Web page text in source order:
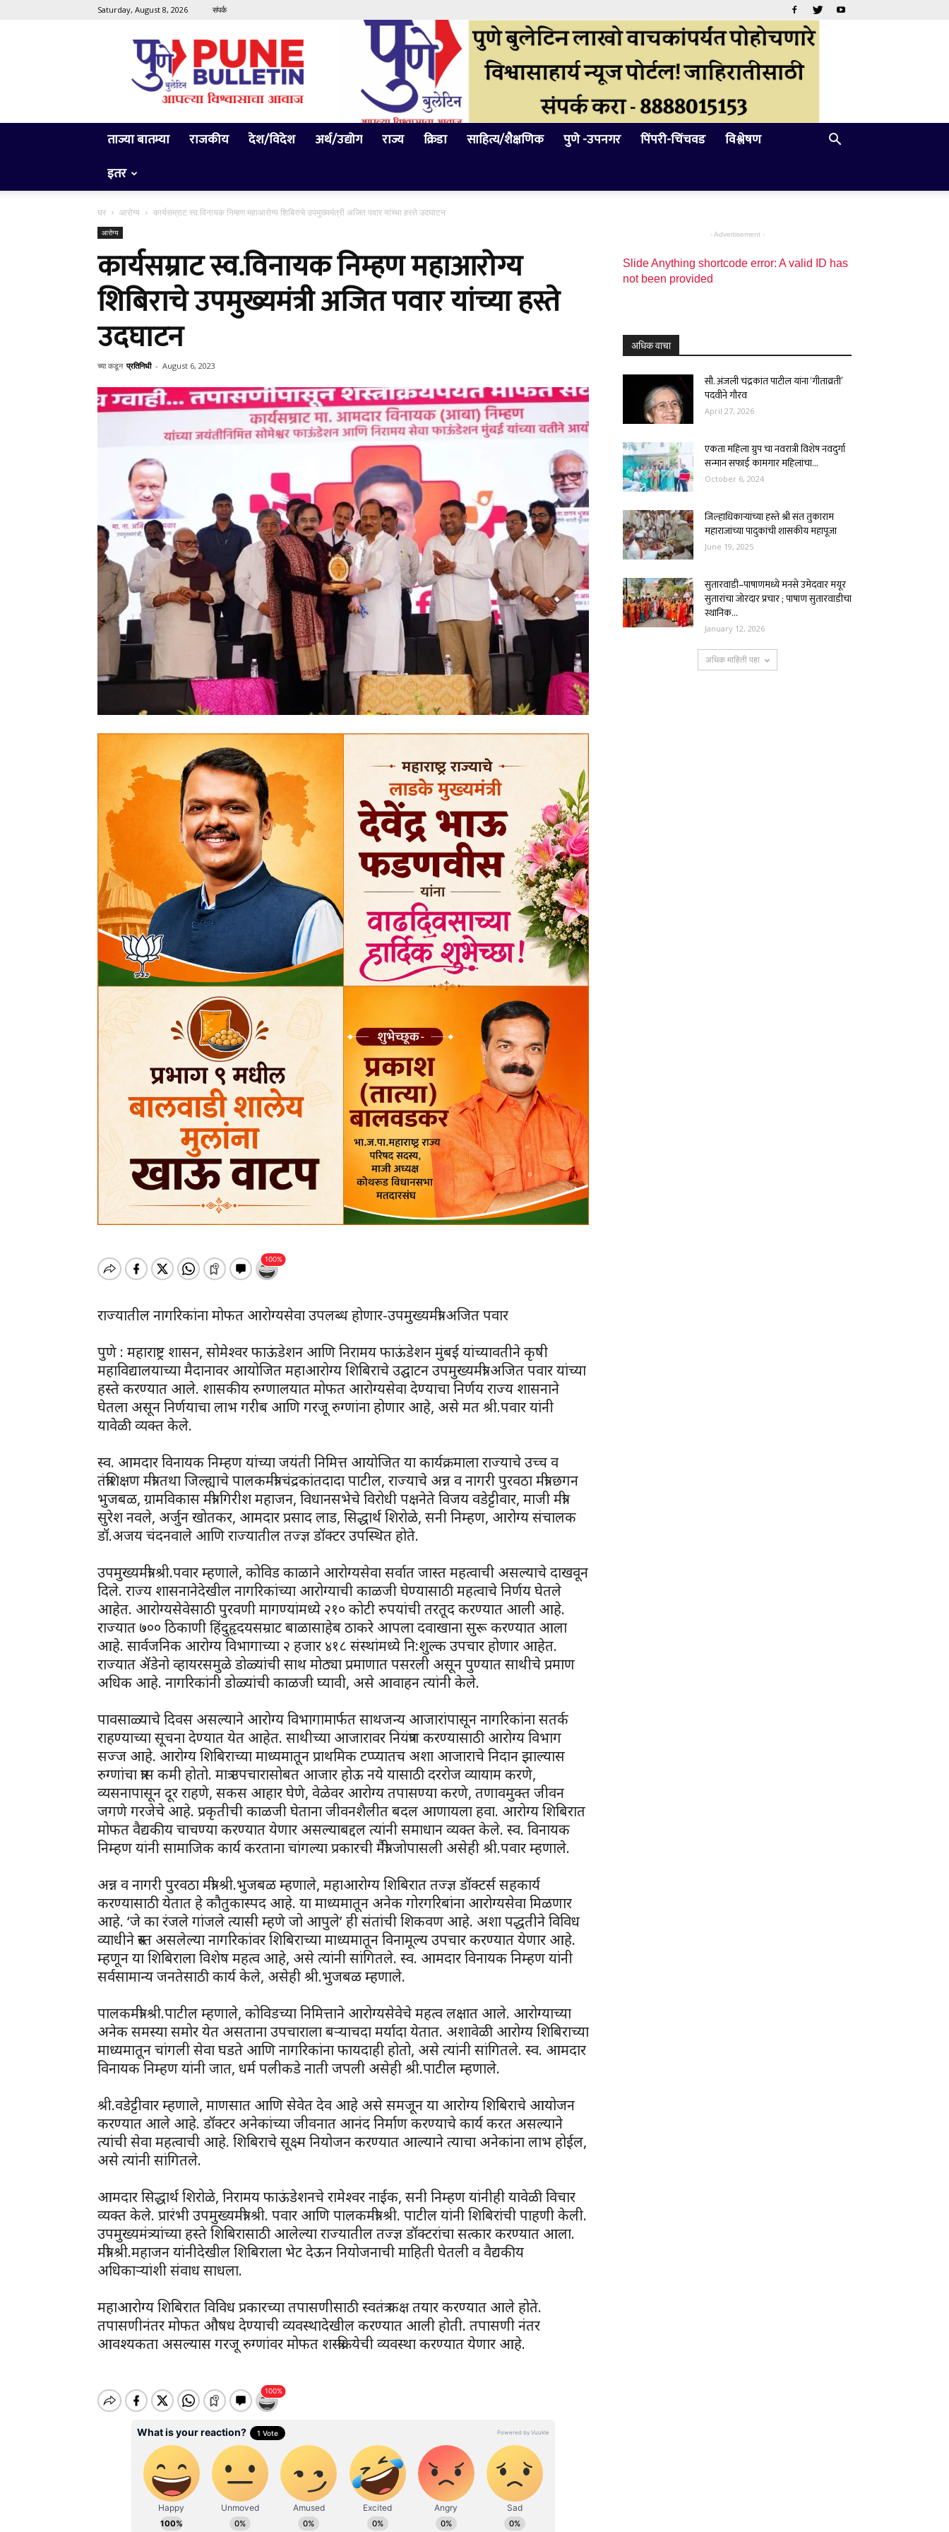
Saturday, August 8, 2026 संपर्क
Pune
Bulletin
ताज्या बातम्या राजकीय देश/विदेश अर्थ/उद्योग राज्य क्रिडा साहित्य/शैक्षणिक पुणे -उपनगर पिंपरी-चिंचवड
विश्लेषण
इतर
घर आरोग्य कार्यसम्राट स्व.विनायक निम्हण महाआरोग्य शिबिराचे उपमुख्यमंत्री अजित पवार यांच्या हस्ते उदघाटन
आरोग्य
कार्यसम्राट स्व.विनायक निम्हण महाआरोग्य
शिबिराचे उपमुख्यमंत्री अजित पवार यांच्या हस्ते
उदघाटन
च्या कडून प्रतिनिधी - August 6, 2023
राज्यातील नागरिकांना मोफत आरोग्यसेवा उपलब्ध होणार-उपमुख्यमंत्री अजित पवार
पुणे : महाराष्ट्र शासन, सोमेश्वर फाऊंडेशन आणि निरामय फाऊंडेशन मुंबई यांच्यावतीने कृषी
महाविद्यालयाच्या मैदानावर आयोजित महाआरोग्य शिबिराचे उद्घाटन उपमुख्यमंत्री अजित पवार यांच्या
हस्ते करण्यात आले. शासकीय रुग्णालयात मोफत आरोग्यसेवा देण्याचा निर्णय राज्य शासनाने
घेतला असून निर्णयाचा लाभ गरीब आणि गरजू रुग्णांना होणार आहे, असे मत श्री.पवार यांनी
यावेळी व्यक्त केले.
स्व. आमदार विनायक निम्हण यांच्या जयंती निमित्त आयोजित या कार्यक्रमाला राज्याचे उच्च व
तंत्रशिक्षण मंत्री तथा जिल्ह्याचे पालकमंत्री चंद्रकांतदादा पाटील, राज्याचे अन्न व नागरी पुरवठा मंत्री छगन
भुजबळ, ग्रामविकास मंत्री गिरीश महाजन, विधानसभेचे विरोधी पक्षनेते विजय वडेट्टीवार, माजी मंत्री
सुरेश नवले, अर्जुन खोतकर, आमदार प्रसाद लाड, सिद्धार्थ शिरोळे, सनी निम्हण, आरोग्य संचालक
डॉ.अजय चंदनवाले आणि राज्यातील तज्ज्ञ डॉक्टर उपस्थित होते.
उपमुख्यमंत्री श्री.पवार म्हणाले, कोविड काळाने आरोग्यसेवा सर्वात जास्त महत्वाची असल्याचे दाखवून
दिले. राज्य शासनानेदेखील नागरिकांच्या आरोग्याची काळजी घेण्यासाठी महत्वाचे निर्णय घेतले
आहेत. आरोग्यसेवेसाठी पुरवणी मागण्यांमध्ये २१० कोटी रुपयांची तरतूद करण्यात आली आहे.
राज्यात ७०० ठिकाणी हिंदुहृदयसम्राट बाळासाहेब ठाकरे आपला दवाखाना सुरू करण्यात आला
आहे. सार्वजनिक आरोग्य विभागाच्या २ हजार ४१८ संस्थांमध्ये नि:शुल्क उपचार होणार आहेत.
राज्यात ॲडेनो व्हायरसमुळे डोळ्यांची साथ मोठ्या प्रमाणात पसरली असून पुण्यात साथीचे प्रमाण
अधिक आहे. नागरिकांनी डोळ्यांची काळजी घ्यावी, असे आवाहन त्यांनी केले.
पावसाळ्याचे दिवस असल्याने आरोग्य विभागामार्फत साथजन्य आजारांपासून नागरिकांना सतर्क
राहण्याच्या सूचना देण्यात येत आहेत. साथीच्या आजारावर नियंत्रण करण्यासाठी आरोग्य विभाग
सज्ज आहे. आरोग्य शिबिराच्या माध्यमातून प्राथमिक टप्प्यातच अशा आजाराचे निदान झाल्यास
रुग्णांचा त्रास कमी होतो. मात्र उपचारासोबत आजार होऊ नये यासाठी दररोज व्यायाम करणे,
व्यसनापासून दूर राहणे, सकस आहार घेणे, वेळेवर आरोग्य तपासण्या करणे, तणावमुक्त जीवन
जगणे गरजेचे आहे. प्रकृतीची काळजी घेताना जीवनशैलीत बदल आणायला हवा. आरोग्य शिबिरात
मोफत वैद्यकीय चाचण्या करण्यात येणार असल्याबद्दल त्यांनी समाधान व्यक्त केले. स्व. विनायक
निम्हण यांनी सामाजिक कार्य करताना चांगल्या प्रकारची मैत्री जोपासली असेही श्री.पवार म्हणाले.
अन्न व नागरी पुरवठा मंत्री श्री.भुजबळ म्हणाले, महाआरोग्य शिबिरात तज्ज्ञ डॉक्टर्स सहकार्य
करण्यासाठी येतात हे कौतुकास्पद आहे. या माध्यमातून अनेक गोरगरिबांना आरोग्यसेवा मिळणार
आहे. ‘जे का रंजले गांजले त्यासी म्हणे जो आपुले’ ही संतांची शिकवण आहे. अशा पद्धतीने विविध
व्याधीने त्रस्त असलेल्या नागरिकांवर शिबिराच्या माध्यमातून विनामूल्य उपचार करण्यात येणार आहे.
म्हणून या शिबिराला विशेष महत्व आहे, असे त्यांनी सांगितले. स्व. आमदार विनायक निम्हण यांनी
सर्वसामान्य जनतेसाठी कार्य केले, असेही श्री.भुजबळ म्हणाले.
पालकमंत्री श्री.पाटील म्हणाले, कोविडच्या निमित्ताने आरोग्यसेवेचे महत्व लक्षात आले. आरोग्याच्या
अनेक समस्या समोर येत असताना उपचाराला बऱ्याचदा मर्यादा येतात. अशावेळी आरोग्य शिबिराच्या
माध्यमातून चांगली सेवा घडते आणि नागरिकांना फायदाही होतो, असे त्यांनी सांगितले. स्व. आमदार
विनायक निम्हण यांनी जात, धर्म पलीकडे नाती जपली असेही श्री.पाटील म्हणाले.
श्री.वडेट्टीवार म्हणाले, माणसात आणि सेवेत देव आहे असे समजून या आरोग्य शिबिराचे आयोजन
करण्यात आले आहे. डॉक्टर अनेकांच्या जीवनात आनंद निर्माण करण्याचे कार्य करत असल्याने
त्यांची सेवा महत्वाची आहे. शिबिराचे सूक्ष्म नियोजन करण्यात आल्याने त्याचा अनेकांना लाभ होईल,
असे त्यांनी सांगितले.
आमदार सिद्धार्थ शिरोळे, निरामय फाऊंडेशनचे रामेश्वर नाईक, सनी निम्हण यांनीही यावेळी विचार
व्यक्त केले. प्रारंभी उपमुख्यमंत्री श्री. पवार आणि पालकमंत्री श्री. पाटील यांनी शिबिरांची पाहणी केली.
उपमुख्यमंत्र्यांच्या हस्ते शिबिरासाठी आलेल्या राज्यातील तज्ज्ञ डॉक्टरांचा सत्कार करण्यात आला.
मंत्री श्री.महाजन यांनीदेखील शिबिराला भेट देऊन नियोजनाची माहिती घेतली व वैद्यकीय
अधिकाऱ्यांशी संवाध साधला.
महाआरोग्य शिबिरात विविध प्रकारच्या तपासणीसाठी स्वतंत्र कक्ष तयार करण्यात आले होते.
तपासणीनंतर मोफत औषध देण्याची व्यवस्थादेखील करण्यात आली होती. तपासणी नंतर
आवश्यकता असल्यास गरजू रुग्णांवर मोफत शस्त्रक्रियेची व्यवस्था करण्यात येणार आहे.
- Advertisement -
Slide Anything shortcode error: A valid ID has
not been provided
अधिक वाचा
सौ. अंजली चंद्रकांत पाटील यांना ‘गीताव्रती’
पदवीने गौरव
April 27, 2026
एकता महिला ग्रुप चा नवरात्री विशेष नवदुर्गा
सन्मान सफाई कामगार महिलांचा...
October 6, 2024
जिल्हाधिकाऱ्यांच्या हस्ते श्री संत तुकाराम
महाराजांच्या पादुकांची शासकीय महापूजा
June 19, 2025
सुतारवाडी–पाषाणमध्ये मनसे उमेदवार मयूर
सुतारांचा जोरदार प्रचार ; पाषाण सुतारवाडीचा
स्थानिक...
January 12, 2026
अधिक माहिती पहा